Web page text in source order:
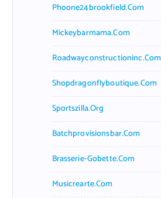
Phoone24brookfield.com
Mickeybarmama.com
Roadwayconstructioninc.com
Shopdragonflyboutique.com
Sportszilla.org
Batchprovisionsbar.com
Brasserie-Gobette.com
Musicrearte.com